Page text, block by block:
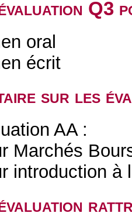
Q3
oral
écrit
sur les
AA :
Marchés
introduction à